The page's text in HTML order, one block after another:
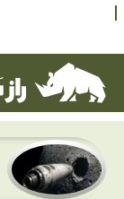
اسپیس‌اکس با سرعت هشت هزار و ۶۹۰